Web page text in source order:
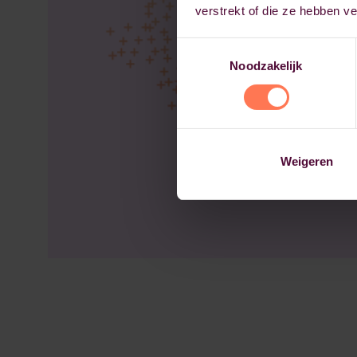
verstrekt of die ze hebben
Noodzakelijk
Weigeren